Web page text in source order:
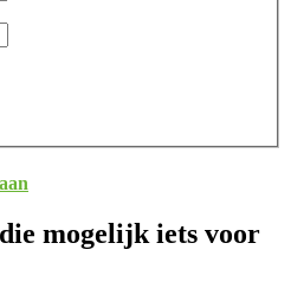
mogelijk iets voor